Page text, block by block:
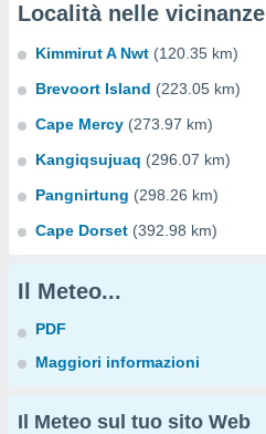
Località nelle vicinanze
Kimmirut A Nwt (120.35 km)
Brevoort Island (223.05 km)
Cape Mercy (273.97 km)
Kangiqsujuaq (296.07 km)
Pangnirtung (298.26 km)
Cape Dorset (392.98 km)
Il Meteo...
PDF
Maggiori informazioni
Il Meteo sul tuo sito Web